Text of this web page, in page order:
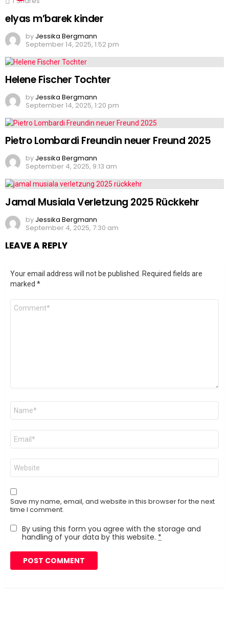
elyas m’barek kinder
by Jessika Bergmann
September 14, 2025, 1:52 pm
Helene Fischer Tochter
by Jessika Bergmann
September 14, 2025, 1:20 pm
Pietro Lombardi Freundin neuer Freund 2025
by Jessika Bergmann
September 4, 2025, 9:13 am
Jamal Musiala Verletzung 2025 Rückkehr
by Jessika Bergmann
September 4, 2025, 7:30 am
LEAVE A REPLY
Your email address will not be published.
Required fields are
marked *
Comment
Name
Email
Website
Save my name, email, and website in this browser for the next
time I comment.
By using this form you agree with the storage and
handling of your data by this website. *